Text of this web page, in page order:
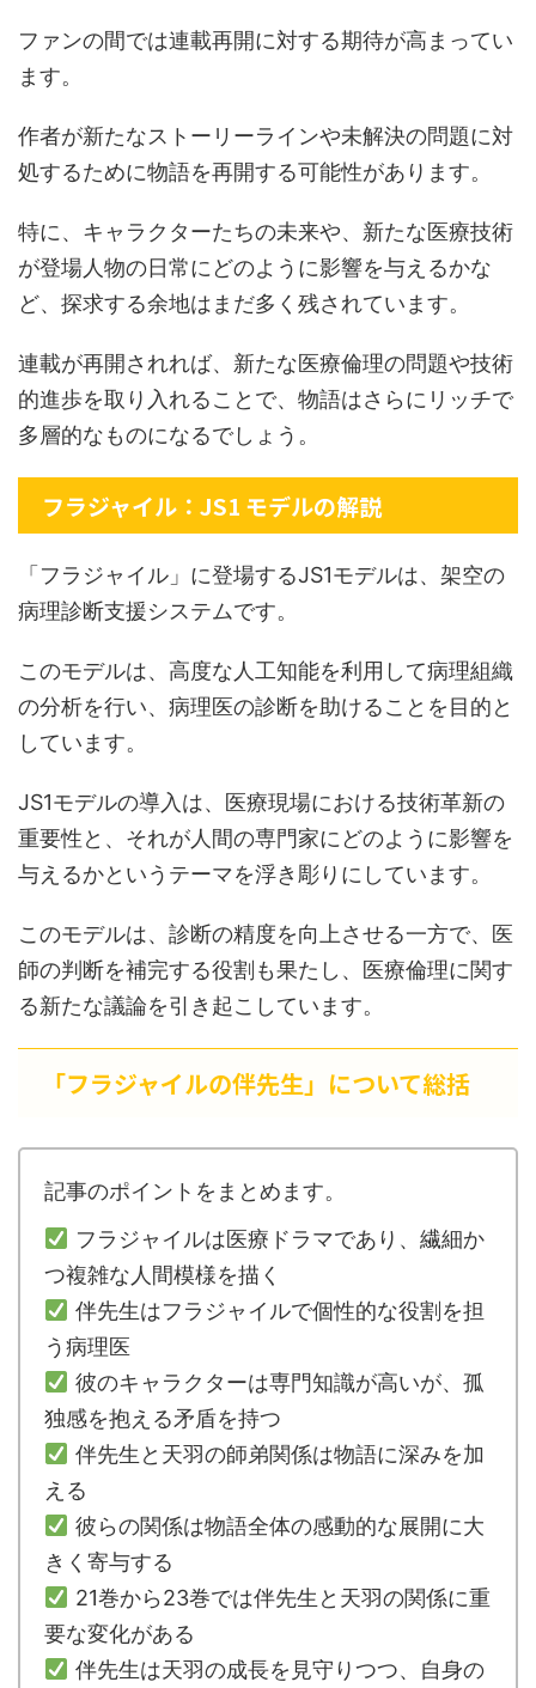
ファンの間では連載再開に対する期待が高まってい
ます。
作者が新たなストーリーラインや未解決の問題に対
処するために物語を再開する可能性があります。
特に、キャラクターたちの未来や、新たな医療技術
が登場人物の日常にどのように影響を与えるかな
ど、探求する余地はまだ多く残されています。
連載が再開されれば、新たな医療倫理の問題や技術
的進歩を取り入れることで、物語はさらにリッチで
多層的なものになるでしょう。
フラジャイル：JS1 モデルの解説
「フラジャイル」に登場するJS1モデルは、架空の
病理診断支援システムです。
このモデルは、高度な人工知能を利用して病理組織
の分析を行い、病理医の診断を助けることを目的と
しています。
JS1モデルの導入は、医療現場における技術革新の
重要性と、それが人間の専門家にどのように影響を
与えるかというテーマを浮き彫りにしています。
このモデルは、診断の精度を向上させる一方で、医
師の判断を補完する役割も果たし、医療倫理に関す
る新たな議論を引き起こしています。
「フラジャイルの伴先生」について総括
記事のポイントをまとめます。
フラジャイルは医療ドラマであり、繊細か
つ複雑な人間模様を描く
伴先生はフラジャイルで個性的な役割を担
う病理医
彼のキャラクターは専門知識が高いが、孤
独感を抱える矛盾を持つ
伴先生と天羽の師弟関係は物語に深みを加
える
彼らの関係は物語全体の感動的な展開に大
きく寄与する
21巻から23巻では伴先生と天羽の関係に重
要な変化がある
伴先生は天羽の成長を見守りつつ、自身の